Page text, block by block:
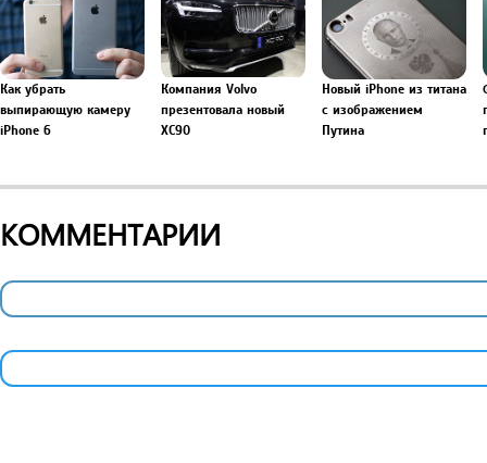
Как убрать
выпирающую камеру
iPhone 6
Компания Volvo
презентовала новый
XC90
Новый iPhone из титана
с изображением
Путина
КОММЕНТАРИИ